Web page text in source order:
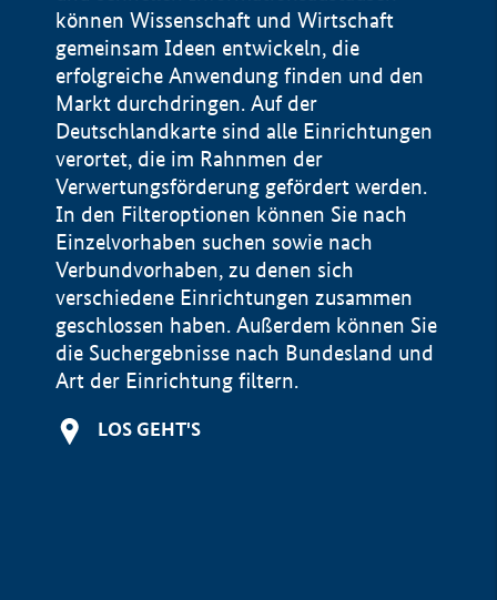
können Wissenschaft und Wirtschaft
gemeinsam Ideen entwickeln, die
erfolgreiche Anwendung finden und den
Markt durchdringen. Auf der
Deutschlandkarte sind alle Einrichtungen
verortet, die im Rahnmen der
Verwertungsförderung gefördert werden.
In den Filteroptionen können Sie nach
Einzelvorhaben suchen sowie nach
Verbundvorhaben, zu denen sich
verschiedene Einrichtungen zusammen
geschlossen haben. Außerdem können Sie
die Suchergebnisse nach Bundesland und
Art der Einrichtung filtern.
LOS GEHT'S